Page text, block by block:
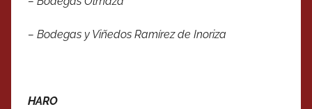
– Bodegas y Viñedos Ramírez de Inoriza
HARO